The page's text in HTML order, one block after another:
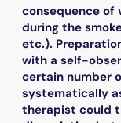
consequence of
during the
etc.).
with a self-
certain number
systematically
therapist could